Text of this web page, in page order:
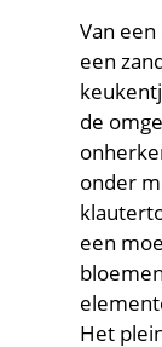
Van
een
de
onder
een
Het